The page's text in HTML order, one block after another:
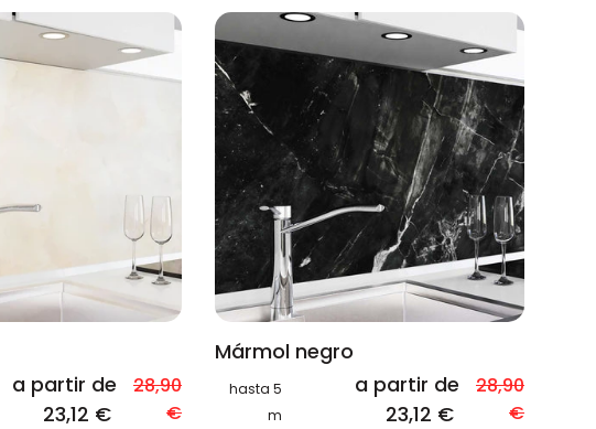
a partir de
23,12 €
28,90
€
Mármol negro
hasta 5
m
a partir de
23,12 €
28,90
€